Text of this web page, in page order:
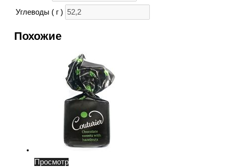
Углеводы ( г )
Похожие
Просмотр